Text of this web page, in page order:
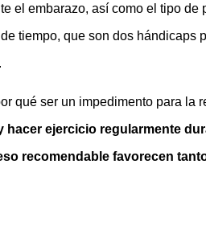
el embarazo, así como el tipo
tiempo, que son dos hándicaps
qué ser un impedimento para la
hacer ejercicio regularmente
recomendable favorecen